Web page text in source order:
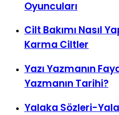
Oyuncuları
Cilt Bakımı Nasıl
Karma Ciltler
Yazı Yazmanın
Yazmanın Tarihi?
Yalaka Sözleri-